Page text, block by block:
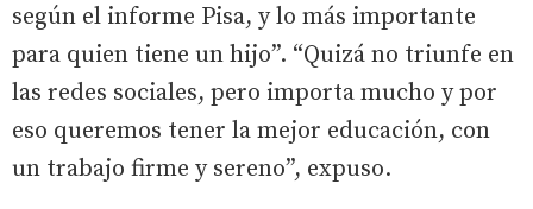
según el informe Pisa, y lo más importante
para quien tiene un hijo”. “Quizá no triunfe en
las redes sociales, pero importa mucho y por
eso queremos tener la mejor educación, con
un trabajo firme y sereno”, expuso.